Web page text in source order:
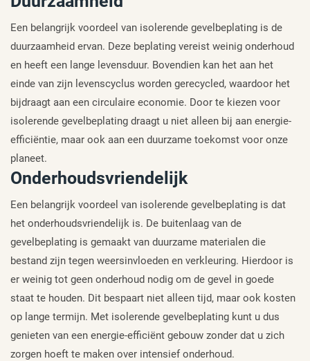
Een belangrijk voordeel van isolerende gevelbeplating is de
duurzaamheid ervan. Deze beplating vereist weinig onderhoud
en heeft een lange levensduur. Bovendien kan het aan het
einde van zijn levenscyclus worden gerecycled, waardoor het
bijdraagt aan een circulaire economie. Door te kiezen voor
isolerende gevelbeplating draagt u niet alleen bij aan energie-
efficiëntie, maar ook aan een duurzame toekomst voor onze
planeet.
Onderhoudsvriendelijk
Een belangrijk voordeel van isolerende gevelbeplating is dat
het onderhoudsvriendelijk is. De buitenlaag van de
gevelbeplating is gemaakt van duurzame materialen die
bestand zijn tegen weersinvloeden en verkleuring. Hierdoor is
er weinig tot geen onderhoud nodig om de gevel in goede
staat te houden. Dit bespaart niet alleen tijd, maar ook kosten
op lange termijn. Met isolerende gevelbeplating kunt u dus
genieten van een energie-efficiënt gebouw zonder dat u zich
zorgen hoeft te maken over intensief onderhoud.